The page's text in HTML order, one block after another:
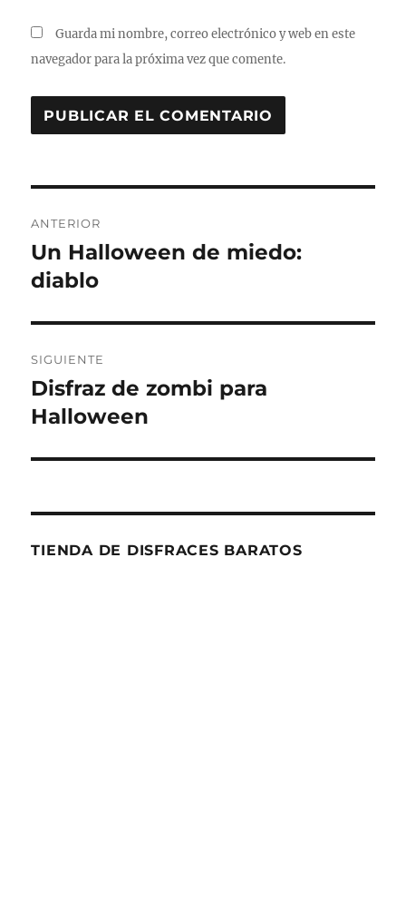
Guarda mi nombre, correo electrónico y web en este
navegador para la próxima vez que comente.
de
entradas
ANTERIOR
Entrada
anterior:
Un Halloween de miedo:
diablo
SIGUIENTE
Entrada
siguiente:
Disfraz de zombi para
Halloween
TIENDA DE DISFRACES BARATOS